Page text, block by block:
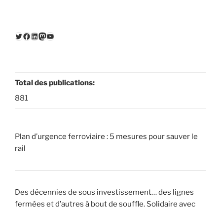
Twitter
Facebook
LinkedIn
Mastodon
YouTube
Total des publications:
881
Plan d’urgence ferroviaire : 5 mesures pour sauver le
rail
Des décennies de sous investissement… des lignes
fermées et d’autres à bout de souffle. Solidaire avec